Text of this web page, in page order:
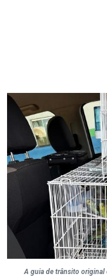
A guia de trânsito original